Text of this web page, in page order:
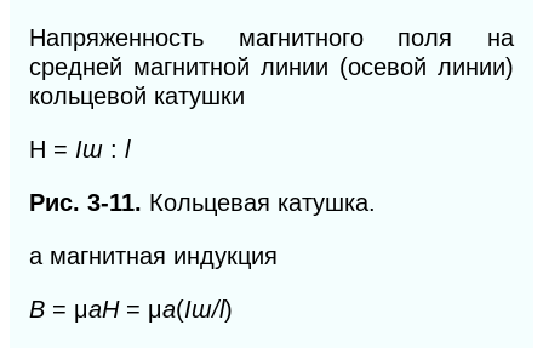
Напряженность магнитного поля на
средней магнитной линии (осевой линии)
кольцевой катушки
H = Iɯ : l
Рис. 3-11. Кольцевая катушка.
а магнитная индукция
B = μaH= μa(Iɯ/l)